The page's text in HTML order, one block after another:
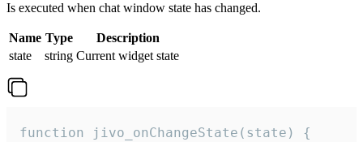
Is executed when chat window state has changed.
Name Type
Description
state
string Current widget state
function jivo_onChangeState(state) {